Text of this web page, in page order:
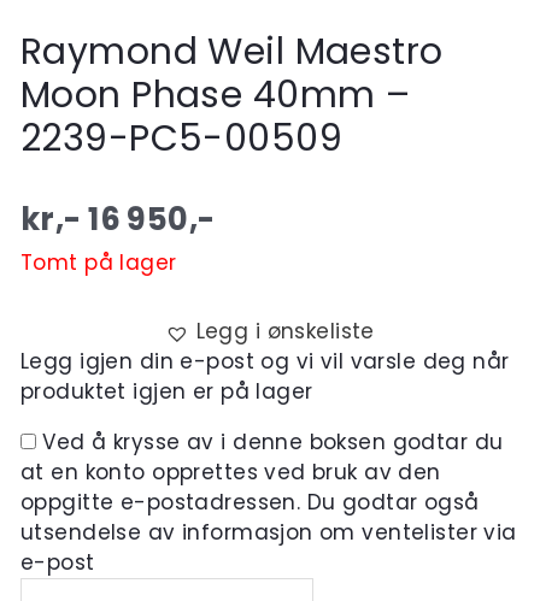
Raymond Weil Maestro
Moon Phase 40mm –
2239-PC5-00509
kr,- 16 950,-
Tomt på lager
Legg i ønskeliste
Legg igjen din e-post og vi vil varsle deg når
produktet igjen er på lager
Ved å krysse av i denne boksen godtar du
at en konto opprettes ved bruk av den
oppgitte e-postadressen. Du godtar også
utsendelse av informasjon om ventelister via
e-post